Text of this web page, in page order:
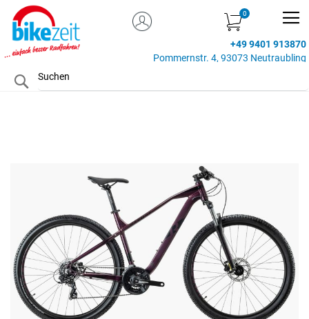
MEIN KONTO
+49 9401 913870
Pommernstr. 4, 93073 Neutraubling
Search